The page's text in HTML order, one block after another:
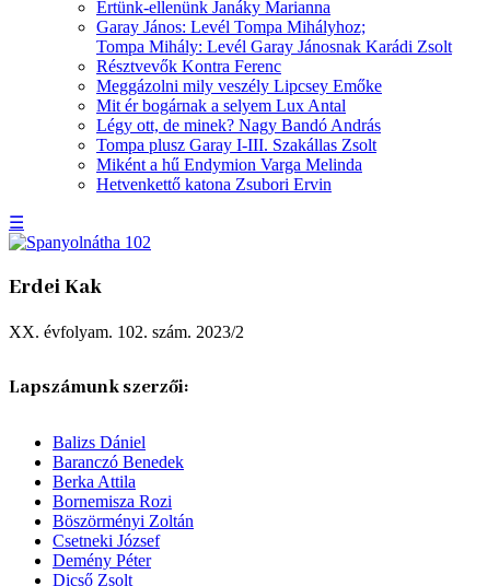
Értünk-ellenünk Janáky Marianna
Garay János: Levél Tompa Mihályhoz;
Tompa Mihály: Levél Garay Jánosnak Karádi Zsolt
Résztvevők Kontra Ferenc
Meggázolni mily veszély Lipcsey Emőke
Mit ér bogárnak a selyem Lux Antal
Légy ott, de minek? Nagy Bandó András
Tompa plusz Garay I-III. Szakállas Zsolt
Miként a hű Endymion Varga Melinda
Hetvenkettő katona Zsubori Ervin
☰
Erdei Kak
XX. évfolyam. 102. szám. 2023/2
Lapszámunk szerzői:
Balizs Dániel
Baranczó Benedek
Berka Attila
Bornemisza Rozi
Böszörményi Zoltán
Csetneki József
Demény Péter
Dicső Zsolt